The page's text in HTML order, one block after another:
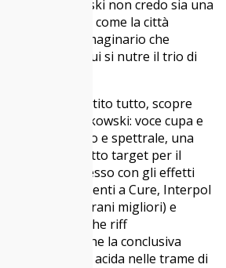
caso dei Vikowski non credo sia una
inoltre, intesa come la città
descrive un immaginario che
quello di cui si nutre il trio di
cui forse è partito tutto, scopre
dei nuovi Vikowski: voce cupa e
un basso saturo e spettrale, una
in perfetto target per il
che gioca spesso con gli effetti
colgono riferimenti a Cure, Interpol
, forse i due brani migliori) e
Roses in qualche riff
Bella anche la conclusiva
nell’incedere, acida nelle trame di